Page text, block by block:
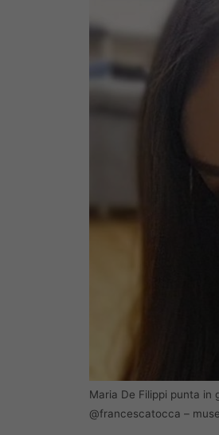
Maria De Filippi punta in
@francescatocca –